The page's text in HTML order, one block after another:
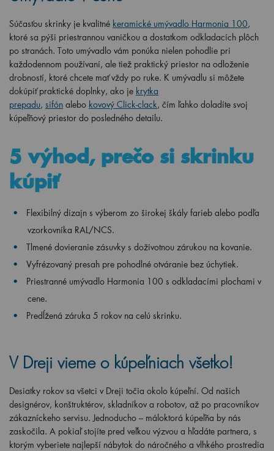
Súčasťou skrinky je kvalitné keramické umývadlo Harmonia 100,
ktoré sa pýši priestrannou vaničkou a dostatkom odkladacích plôch
po stranách. Toto umývadlo vám ponúka nielen pohodlie pri
každodennom používaní, ale tiež praktický priestor na odloženie
drobností, ktoré chcete mať vždy po ruke. K umývadlu si môžete
dokúpiť praktické doplnky, ako je krytka
prepadu, sifón alebo kovový Click-clack, čím ľahko doladíte svoj
kúpeľňový priestor do posledného detailu.
5 výhod, prečo si skrinku
kúpiť
Flexibilný dizajn s výberom zo širokej škály farieb alebo podľa
vzorkovníka RAL/NCS.
Tlmené dovieranie zásuvky s doživotnou zárukou na kovanie.
Vyfrézovaný presah pre pohodlné otváranie bez úchytiek.
Priestranné umývadlo Harmonia 100 s odkladacími plochami v
cene.
Predĺžená záruka 5 rokov na celú skrinku.
V Dreji vieme o kúpeľniach všetko!
Desiatky rokov sa všetci v Dreji točia okolo kúpeľní. Od našich
designérov, konštruktérov, skladníkov a robotov, až po pracovníkov
zákazníckeho servisu. Jednoducho – máloktorá kúpeľňa by nás
zaskočila. A pokiaľ stojíte pred veľkou výzvou a hľadáte partnera, s
ktorým vyberiete najlepší nábytok do náročného a vlhkého prostredia